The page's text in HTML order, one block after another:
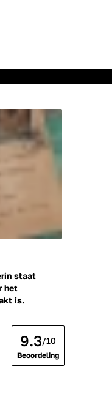
staat
het
is.
9.3/10
Beoordeling